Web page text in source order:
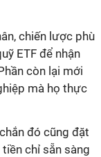
chiến lược phù
ETF để nhận
còn lại mới
mà họ thực
đó cũng đặt
chỉ sẵn sàng